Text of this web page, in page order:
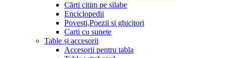
Cărti citim pe silabe
Enciclopedii
Povesti,Poezii si ghicitori
Carti cu sunete
Table și accesorii
Accesorii pentru tabla